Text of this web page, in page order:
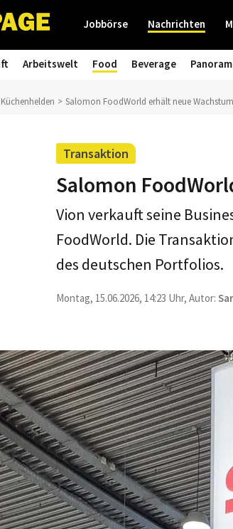
Jobbörse Nachrichten
Arbeitswelt Food Beverage
Küchenhelden Salomon FoodWorld erhält neue
Transaktion
Salomon
Vion verkauft seine
FoodWorld. Die
des deutschen Portfolios.
Montag, 15.06.2026, 14:23 Uhr, Autor: